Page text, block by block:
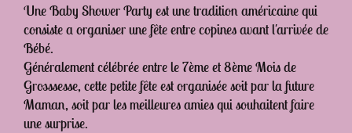
Une Baby Shower Party est une tradition américaine qui
consiste a organiser une fête entre copines avant l'arrivée de
Bébé.
Généralement célébrée entre le 7ème et 8ème Mois de
Grosssesse, cette petite fête est organisée soit par la future
Maman, soit par les meilleures amies qui souhaitent faire
une surprise.